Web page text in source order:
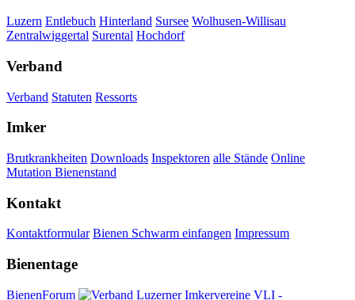
Luzern Entlebuch Hinterland Sursee Wolhusen-Willisau
Zentralwiggertal Surental Hochdorf
Verband
Verband Statuten Ressorts
Imker
Brutkrankheiten Downloads Inspektoren alle Stände Online
Mutation Bienenstand
Kontakt
Kontaktformular Bienen Schwarm einfangen Impressum
Bienentage
BienenForum